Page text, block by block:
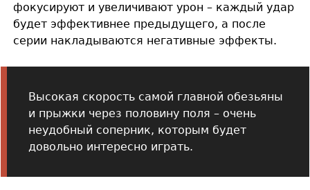
фокусируют и увеличивают урон – каждый удар
будет эффективнее предыдущего, а после
серии накладываются негативные эффекты.
Высокая скорость самой главной обезьяны
и прыжки через половину поля – очень
неудобный соперник, которым будет
довольно интересно играть.